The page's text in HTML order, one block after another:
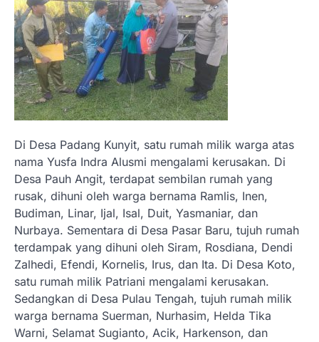
Di Desa Padang Kunyit, satu rumah milik warga atas
nama Yusfa Indra Alusmi mengalami kerusakan. Di
Desa Pauh Angit, terdapat sembilan rumah yang
rusak, dihuni oleh warga bernama Ramlis, Inen,
Budiman, Linar, Ijal, Isal, Duit, Yasmaniar, dan
Nurbaya. Sementara di Desa Pasar Baru, tujuh rumah
terdampak yang dihuni oleh Siram, Rosdiana, Dendi
Zalhedi, Efendi, Kornelis, Irus, dan Ita. Di Desa Koto,
satu rumah milik Patriani mengalami kerusakan.
Sedangkan di Desa Pulau Tengah, tujuh rumah milik
warga bernama Suerman, Nurhasim, Helda Tika
Warni, Selamat Sugianto, Acik, Harkenson, dan